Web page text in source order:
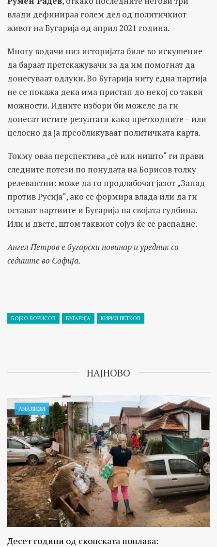
влади дефинираа голем дел од политичкиот
живот на Бугарија од април 2021 година.
Многу водачи низ историјата биле во искушение
да бараат претскажувачи за да им помогнат да
донесуваат одлуки. Во Бугарија ниту една партија
не се покажа дека има пристап до некој со такви
можности. Идните избори би можеле да ги
донесат истите резултати како претходните – или
целосно да ја преобликуваат политичката карта.
Токму оваа перспектива „сѐ или ништо“ ги прави
следните потези по понудата на Борисов толку
релевантни: може да го продлабочат јазот „Запад
против Русија“, ако се формира влада или да ги
остават партиите и Бугарија на својата судбина.
Или и двете, штом таквиот сојуз ќе се распадне.
Ангел Петров е бугарски новинар и уредник со
седиште во Софија.
БОЈКО БОРИСОВ БУГАРИЈА КИРИЛ ПЕТКОВ
НАЈНОВО
АНАЛИЗИ
Десет години од скопската поплава: